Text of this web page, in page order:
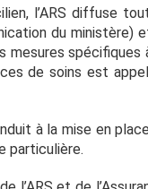
l’ARS diffuse
du ministère)
de soins est
à la mise en
particulière.